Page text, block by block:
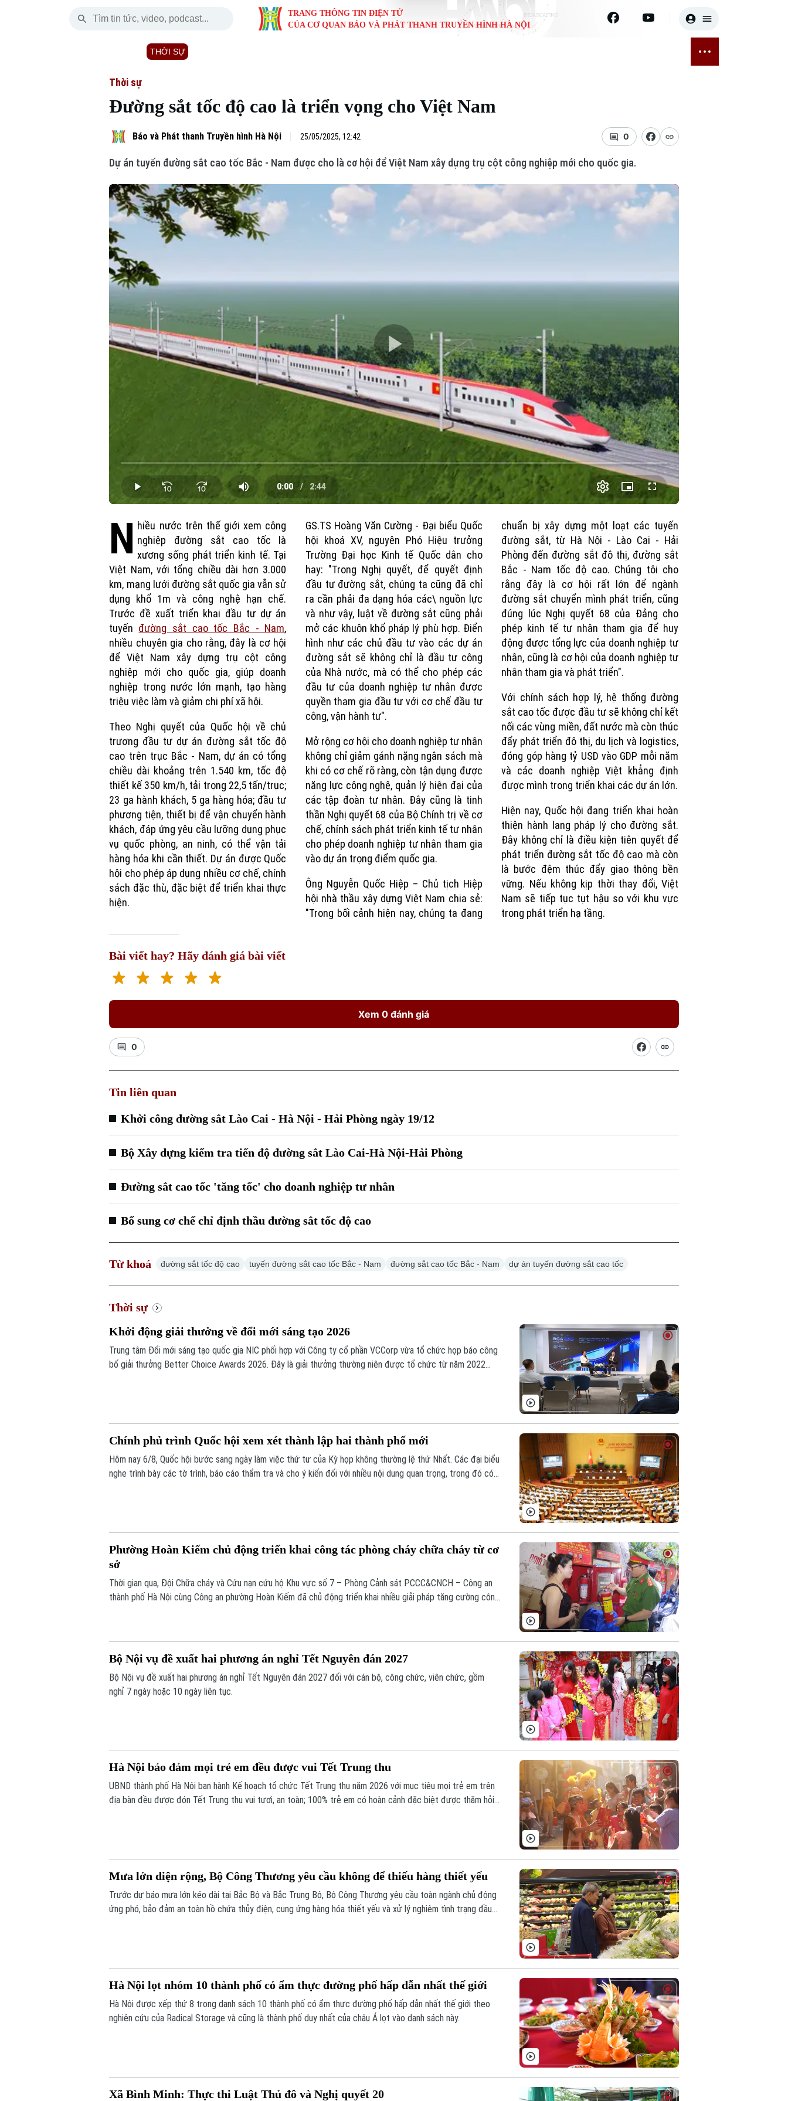
TRANG THÔNG TIN ĐIỆN TỬ
CỦA CƠ QUAN BÁO VÀ PHÁT THANH TRUYỀN HÌNH HÀ NỘI
THỜI SỰ
Chính trị
Xã hội
An ninh trật tự
Công nghệ
Người Hà Nội
Khoảnh khắc Hà Nội
Ẩm thực
Quân sự
Hồ sơ
Người Việt 4 phương
Cafe sáng
Tài chính Ngân hàng
Doanh nghiệp
Đầu tư
Căn hộ
Đất đai
Kinh nghiệm
Tàu
Xe máy
Thị trường
Đánh giá
Tuyển sinh Làng nghề Dinh dưỡng
Điện ảnh
Thời trang
Thời sự
Đường sắt tốc độ cao là triển vọng cho Việt Nam
Báo và Phát thanh Truyền hình Hà Nội 25/05/2025, 12:42 0
Dự án tuyến đường sắt cao tốc Bắc - Nam được cho là cơ hội để Việt Nam xây dựng trụ cột công nghiệp mới cho quốc gia.
Play
Video
Loaded:
0.00%
Play Mute
Current
Time
0:00
/
Duration
2:44
Picture-
in-
Fullscreen
Skip Ad
N hiều nước trên thế giới xem công
nghiệp đường sắt cao tốc là
xương sống phát triển kinh tế. Tại
Việt Nam, với tổng chiều dài hơn 3.000
km, mạng lưới đường sắt quốc gia vẫn sử
dụng khổ 1m và công nghệ hạn chế.
Trước đề xuất triển khai đầu tư dự án
tuyến đường sắt cao tốc Bắc - Nam,
nhiều chuyên gia cho rằng, đây là cơ hội
để Việt Nam xây dựng trụ cột công
nghiệp mới cho quốc gia, giúp doanh
nghiệp trong nước lớn mạnh, tạo hàng
triệu việc làm và giảm chi phí xã hội.
Theo Nghị quyết của Quốc hội về chủ
trương đầu tư dự án đường sắt tốc độ
cao trên trục Bắc - Nam, dự án có tổng
chiều dài khoảng trên 1.540 km, tốc độ
thiết kế 350 km/h, tải trọng 22,5 tấn/trục;
23 ga hành khách, 5 ga hàng hóa; đầu tư
phương tiện, thiết bị để vận chuyển hành
khách, đáp ứng yêu cầu lưỡng dụng phục
vụ quốc phòng, an ninh, có thể vận tải
hàng hóa khi cần thiết. Dự án được Quốc
hội cho phép áp dụng nhiều cơ chế, chính
sách đặc thù, đặc biệt để triển khai thực
hiện.
GS.TS Hoàng Văn Cường - Đại biểu Quốc
hội khoá XV, nguyên Phó Hiệu trưởng
Trường Đại học Kinh tế Quốc dân cho
hay: "Trong Nghị quyết, để quyết định
đầu tư đường sắt, chúng ta cũng đã chỉ
ra cần phải đa dạng hóa các\ nguồn lực
và như vậy, luật về đường sắt cũng phải
mở các khuôn khổ pháp lý phù hợp. Điển
hình như các chủ đầu tư vào các dự án
đường sắt sẽ không chỉ là đầu tư công
của Nhà nước, mà có thể cho phép các
đầu tư của doanh nghiệp tư nhân được
quyền tham gia đầu tư với cơ chế đầu tư
công, vận hành tư".
Mở rộng cơ hội cho doanh nghiệp tư nhân
không chỉ giảm gánh nặng ngân sách mà
khi có cơ chế rõ ràng, còn tận dụng được
năng lực công nghệ, quản lý hiện đại của
các tập đoàn tư nhân. Đây cũng là tinh
thần Nghị quyết 68 của Bộ Chính trị về cơ
chế, chính sách phát triển kinh tế tư nhân
cho phép doanh nghiệp tư nhân tham gia
vào dự án trọng điểm quốc gia.
Ông Nguyễn Quốc Hiệp – Chủ tịch Hiệp
hội nhà thầu xây dựng Việt Nam chia sẻ:
"Trong bối cảnh hiện nay, chúng ta đang
chuẩn bị xây dựng một loạt các tuyến
đường sắt, từ Hà Nội - Lào Cai - Hải
Phòng đến đường sắt đô thị, đường sắt
Bắc - Nam tốc độ cao. Chúng tôi cho
rằng đây là cơ hội rất lớn để ngành
đường sắt chuyển mình phát triển, cũng
đúng lúc Nghị quyết 68 của Đảng cho
phép kinh tế tư nhân tham gia để huy
động được tổng lực của doanh nghiệp tư
nhân, cũng là cơ hội của doanh nghiệp tư
nhân tham gia và phát triển".
Với chính sách hợp lý, hệ thống đường
sắt cao tốc được đầu tư sẽ không chỉ kết
nối các vùng miền, đất nước mà còn thúc
đẩy phát triển đô thị, du lịch và logistics,
đóng góp hàng tỷ USD vào GDP mỗi năm
và các doanh nghiệp Việt khẳng định
được mình trong triển khai các dự án lớn.
Hiện nay, Quốc hội đang triển khai hoàn
thiện hành lang pháp lý cho đường sắt.
Đây không chỉ là điều kiện tiên quyết để
phát triển đường sắt tốc độ cao mà còn
là bước đệm thúc đẩy giao thông bền
vững. Nếu không kịp thời thay đổi, Việt
Nam sẽ tiếp tục tụt hậu so với khu vực
trong phát triển hạ tầng.
Bài viết hay? Hãy đánh giá bài viết
Xem 0 đánh giá
0
Tin liên quan
Khởi công đường sắt Lào Cai - Hà Nội - Hải Phòng ngày 19/12
Bộ Xây dựng kiểm tra tiến độ đường sắt Lào Cai-Hà Nội-Hải Phòng
Đường sắt cao tốc 'tăng tốc' cho doanh nghiệp tư nhân
Bổ sung cơ chế chỉ định thầu đường sắt tốc độ cao
Từ khoá đường sắt tốc độ cao tuyến đường sắt cao tốc Bắc - Nam đường sắt cao tốc Bắc - Nam dự án tuyến đường sắt cao tốc
Thời sự
Khởi động giải thưởng về đổi mới sáng tạo 2026
Trung tâm Đổi mới sáng tạo quốc gia NIC phối hợp với Công ty cổ phần VCCorp vừa tổ chức họp báo công
bố giải thưởng Better Choice Awards 2026. Đây là giải thưởng thường niên được tổ chức từ năm 2022
Chính phủ trình Quốc hội xem xét thành lập hai thành phố mới
Hôm nay 6/8, Quốc hội bước sang ngày làm việc thứ tư của Kỳ họp không thường lệ thứ Nhất. Các đại biểu
nghe trình bày các tờ trình, báo cáo thẩm tra và cho ý kiến đối với nhiều nội dung quan trọng, trong đó có
Phường Hoàn Kiếm chủ động triển khai công tác phòng cháy chữa cháy từ cơ
sở
Thời gian qua, Đội Chữa cháy và Cứu nạn cứu hộ Khu vực số 7 – Phòng Cảnh sát PCCC&CNCH – Công an
thành phố Hà Nội cùng Công an phường Hoàn Kiếm đã chủ động triển khai nhiều giải pháp tăng cường công
Bộ Nội vụ đề xuất hai phương án nghỉ Tết Nguyên đán 2027
Bộ Nội vụ đề xuất hai phương án nghỉ Tết Nguyên đán 2027 đối với cán bộ, công chức, viên chức, gồm
nghỉ 7 ngày hoặc 10 ngày liên tục.
Hà Nội bảo đảm mọi trẻ em đều được vui Tết Trung thu
UBND thành phố Hà Nội ban hành Kế hoạch tổ chức Tết Trung thu năm 2026 với mục tiêu mọi trẻ em trên
địa bàn đều được đón Tết Trung thu vui tươi, an toàn; 100% trẻ em có hoàn cảnh đặc biệt được thăm hỏi,
Mưa lớn diện rộng, Bộ Công Thương yêu cầu không để thiếu hàng thiết yếu
Trước dự báo mưa lớn kéo dài tại Bắc Bộ và Bắc Trung Bộ, Bộ Công Thương yêu cầu toàn ngành chủ động
ứng phó, bảo đảm an toàn hồ chứa thủy điện, cung ứng hàng hóa thiết yếu và xử lý nghiêm tình trạng đầu
Hà Nội lọt nhóm 10 thành phố có ẩm thực đường phố hấp dẫn nhất thế giới
Hà Nội được xếp thứ 8 trong danh sách 10 thành phố có ẩm thực đường phố hấp dẫn nhất thế giới theo
nghiên cứu của Radical Storage và cũng là thành phố duy nhất của châu Á lọt vào danh sách này.
Xã Bình Minh: Thực thi Luật Thủ đô và Nghị quyết 20